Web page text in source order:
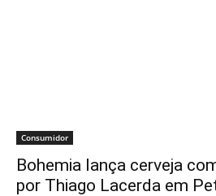
Consumidor
Bohemia lança cerveja
por Thiago Lacerda em